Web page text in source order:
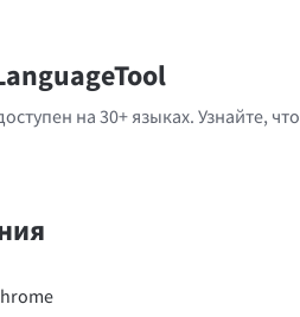
на 30+ языках. Узнайте,